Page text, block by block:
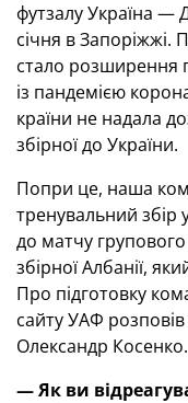
футзалу Україна —
січня в
стало розширення
із пандемією
країни не надала
збірної до України.
Попри це, наша
тренувальний збір
до матчу
збірної Албанії,
Про підготовку
сайту УАФ
Олександр Косенко.
— Як ви